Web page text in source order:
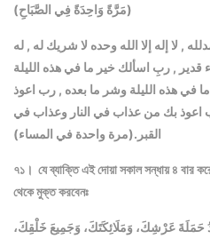
(مَرَّةً وَاحِدَةً فِي الصَّبَاحِ)
, لا إله إلا الله وحده لا شريك له , له
, ربِ اسألك خير ما في هذه الليلة
في هذه الليلة وشر ما بعده , رب اعوذ
بك من عذاب في النار وعذاب في
القبر.(مرة واحدة في المساء)
৭১। যে ব্যাক্তি এই দোয়া সকাল সন্ধায় ৪ বার
থেকে মুক্ত করবেনঃ
حَمَلَةَ عَرْشِكَ، وَمَلَائِكَتَكَ، وَجَمِيعَ خَلْقِكَ،